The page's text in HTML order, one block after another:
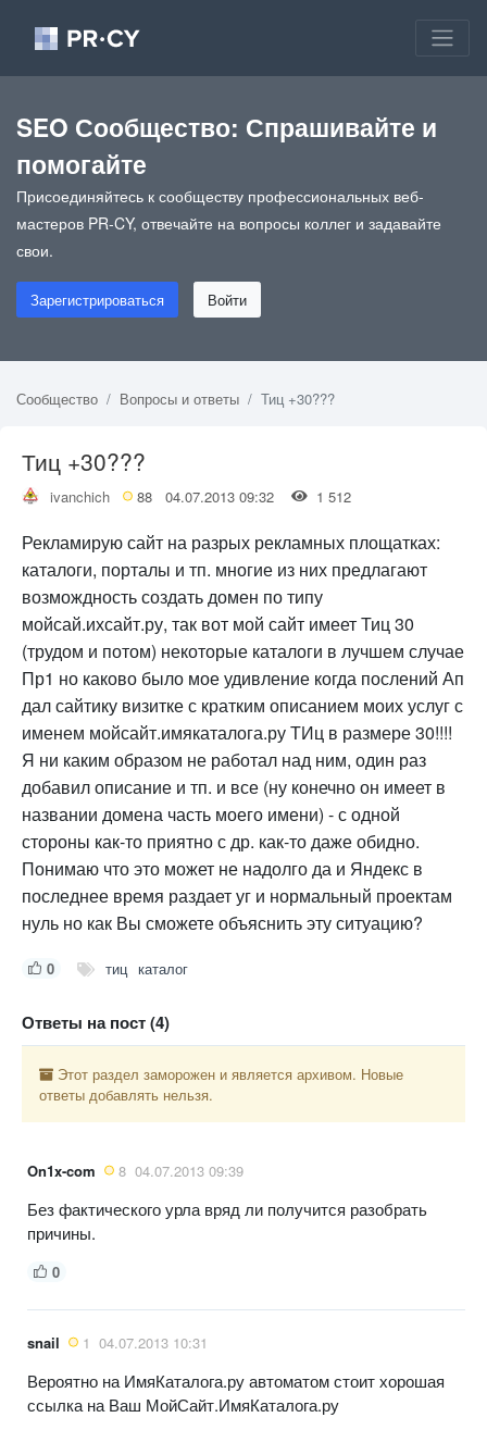
SEO Сообщество: Спрашивайте и
помогайте
Присоединяйтесь к сообществу профессиональных веб-
мастеров PR-CY, отвечайте на вопросы коллег и задавайте
свои.
Зарегистрироваться Войти
Сообщество Вопросы и ответы Тиц +30???
Тиц +30???
ivanchich 88 04.07.2013 09:32 1 512
Рекламирую сайт на разрых рекламных площатках:
каталоги, порталы и тп. многие из них предлагают
возмождность создать домен по типу
мойсай.ихсайт.ру, так вот мой сайт имеет Тиц 30
(трудом и потом) некоторые каталоги в лучшем случае
Пр1 но каково было мое удивление когда послений Ап
дал сайтику визитке с кратким описанием моих услуг с
именем мойсайт.имякаталога.ру ТИц в размере 30!!!!
Я ни каким образом не работал над ним, один раз
добавил описание и тп. и все (ну конечно он имеет в
названии домена часть моего имени) - с одной
стороны как-то приятно с др. как-то даже обидно.
Понимаю что это может не надолго да и Яндекс в
последнее время раздает уг и нормальный проектам
нуль но как Вы сможете объяснить эту ситуацию?
0 тиц каталог
Ответы на пост (4)
Этот раздел заморожен и является архивом. Новые
ответы добавлять нельзя.
On1x-com 8 04.07.2013 09:39
Без фактического урла вряд ли получится разобрать
причины.
0
snail 1 04.07.2013 10:31
Вероятно на ИмяКаталога.ру автоматом стоит хорошая
ссылка на Ваш МойСайт.ИмяКаталога.ру